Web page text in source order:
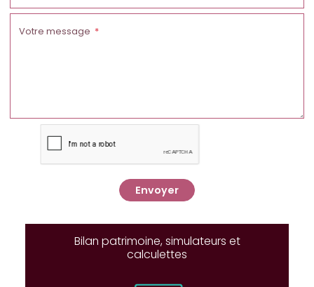
Votre message
Envoyer
Bilan patrimoine, simulateurs et
calculettes